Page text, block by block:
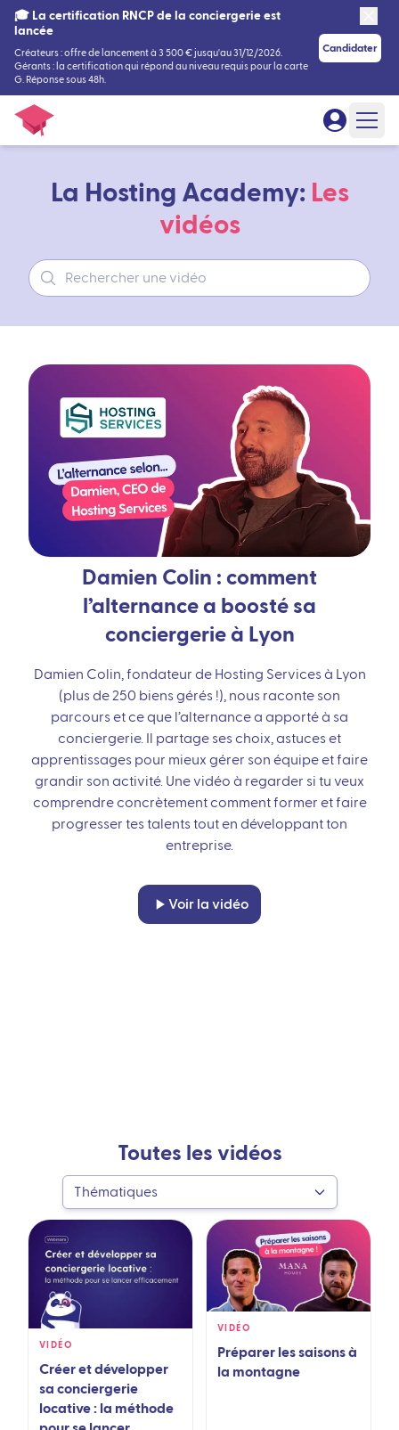
🎓 La certification RNCP de la conciergerie est
lancée
Créateurs : offre de lancement à 3 500 € jusqu'au 31/12/2026.
Gérants : la certification qui répond au niveau requis pour la carte
G. Réponse sous 48h.
Candidater
La Hosting Academy: Les
vidéos
Damien Colin : comment
l’alternance a boosté sa
conciergerie à Lyon
Damien Colin, fondateur de Hosting Services à Lyon
(plus de 250 biens gérés !), nous raconte son
parcours et ce que l’alternance a apporté à sa
conciergerie. Il partage ses choix, astuces et
apprentissages pour mieux gérer son équipe et faire
grandir son activité. Une vidéo à regarder si tu veux
comprendre concrètement comment former et faire
progresser tes talents tout en développant ton
entreprise.
Voir la vidéo
Toutes les vidéos
VIDÉO
Créer et développer
sa conciergerie
locative : la méthode
VIDÉO
Préparer les saisons à
la montagne